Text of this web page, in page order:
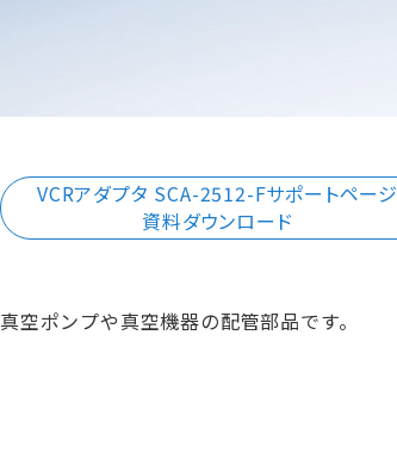
VCRアダプタ SCA-2512-Fサポートページ
資料ダウンロード
真空ポンプや真空機器の配管部品です。